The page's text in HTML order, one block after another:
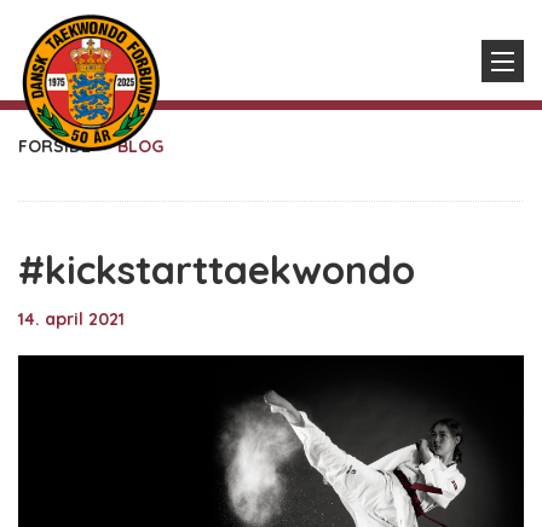
FORSIDE BLOG
#kickstarttaekwondo
14. april 2021